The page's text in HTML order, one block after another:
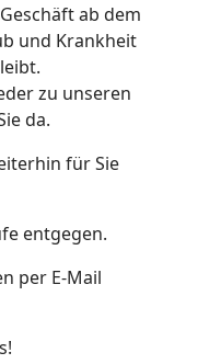
ab dem
und Krankheit
zu unseren
da.
für Sie
entgegen.
per E-Mail